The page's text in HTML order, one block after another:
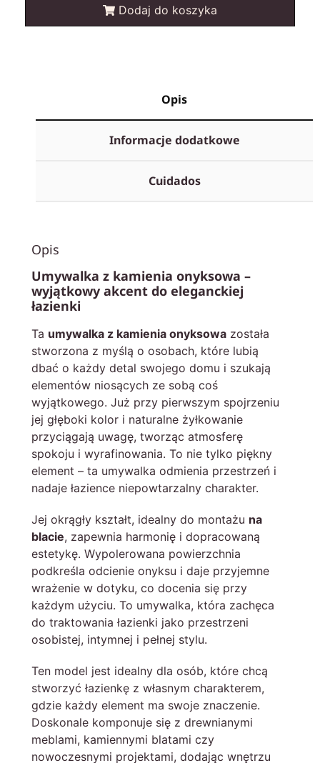
Dodaj do koszyka
Opis
Informacje dodatkowe
Cuidados
Opis
Umywalka z kamienia onyksowa –
wyjątkowy akcent do eleganckiej
łazienki
Ta umywalka z kamienia onyksowa została
stworzona z myślą o osobach, które lubią
dbać o każdy detal swojego domu i szukają
elementów niosących ze sobą coś
wyjątkowego. Już przy pierwszym spojrzeniu
jej głęboki kolor i naturalne żyłkowanie
przyciągają uwagę, tworząc atmosferę
spokoju i wyrafinowania. To nie tylko piękny
element – ta umywalka odmienia przestrzeń i
nadaje łazience niepowtarzalny charakter.
Jej okrągły kształt, idealny do montażu na
blacie, zapewnia harmonię i dopracowaną
estetykę. Wypolerowana powierzchnia
podkreśla odcienie onyksu i daje przyjemne
wrażenie w dotyku, co docenia się przy
każdym użyciu. To umywalka, która zachęca
do traktowania łazienki jako przestrzeni
osobistej, intymnej i pełnej stylu.
Ten model jest idealny dla osób, które chcą
stworzyć łazienkę z własnym charakterem,
gdzie każdy element ma swoje znaczenie.
Doskonale komponuje się z drewnianymi
meblami, kamiennymi blatami czy
nowoczesnymi projektami, dodając wnętrzu